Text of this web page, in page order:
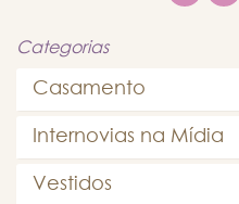
Categorias
Casamento
Internovias na Mídia
Vestidos